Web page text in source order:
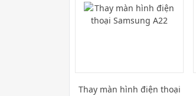
Thay màn hình điện thoại